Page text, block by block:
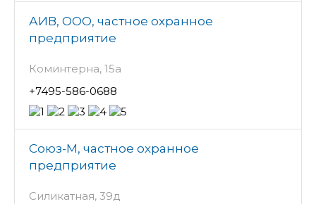
АИВ, ООО, частное охранное
предприятие
Коминтерна, 15а
+7495-586-0688
Союз-М, частное охранное
предприятие
Силикатная, 39д